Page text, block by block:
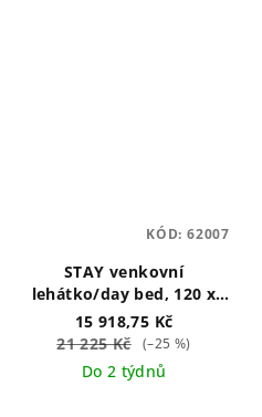
STAY venkovní
lehátko/day bed, 120 x
190 cm šedé
15 918,75 Kč
21 225 Kč (–25 %)
Do 2 týdnů
KÓD: 62007